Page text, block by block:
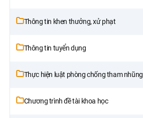
Thông tin khen thưởng, xử phạt
Thông tin tuyển dụng
Thực hiện luật phòng chống tham nhũng
Chương trình đề tài khoa học